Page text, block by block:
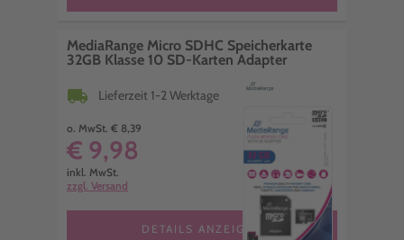
MediaRange Micro SDHC Speicherkarte
32GB Klasse 10 SD-Karten Adapter
local_shipping Lieferzeit 1-2 Werktage
o. MwSt. € 8,39
€ 9,98
inkl. MwSt.
zzgl. Versand
DETAILS ANZEIGEN